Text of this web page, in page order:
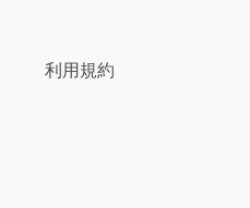
利用規約